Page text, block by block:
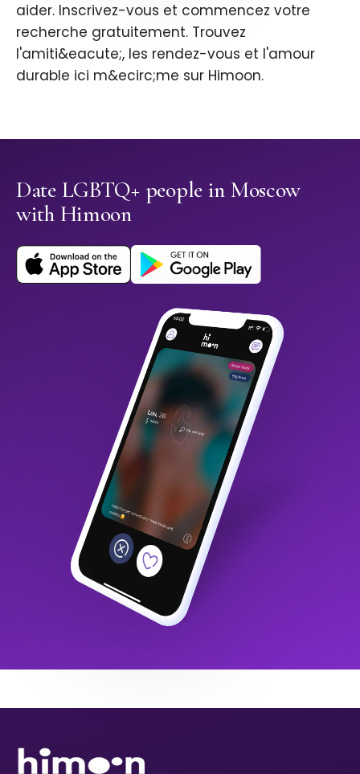
aider. Inscrivez-vous et commencez votre
recherche gratuitement. Trouvez
l'amiti&eacute;, les rendez-vous et l'amour
durable ici m&ecirc;me sur Himoon.
Date LGBTQ+ people in Moscow
with Himoon